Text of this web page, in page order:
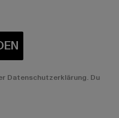
Datenschutzerklärung. Du